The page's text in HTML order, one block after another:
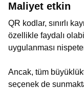
Maliyet etkin
QR kodlar, sınırlı
özellikle faydalı
uygulanması
Ancak, tüm
seçenek de